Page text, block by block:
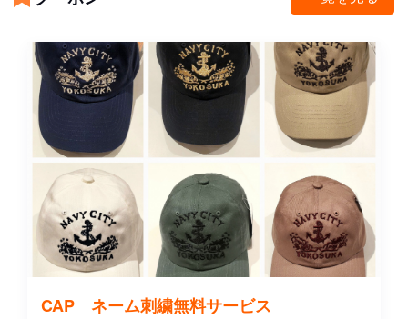
CAP ネーム刺繍無料サービス